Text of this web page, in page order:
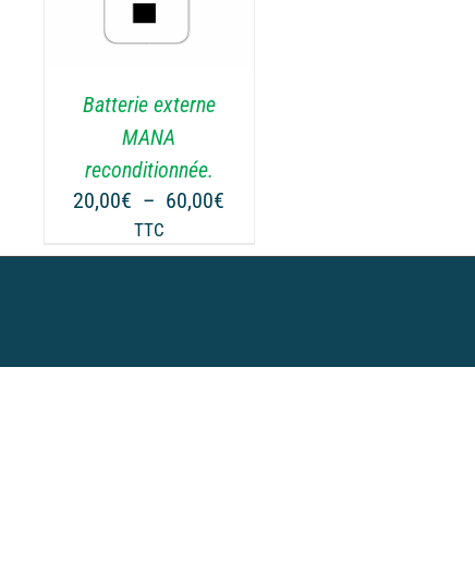
Batterie externe
MANA
reconditionnée.
20,00€ – 60,00€
prix :
TTC